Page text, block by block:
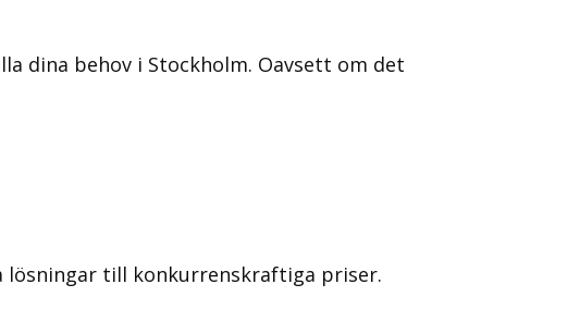
dina behov i Stockholm.​ Oavsett om det
lösningar till konkurrenskraftiga priser.​